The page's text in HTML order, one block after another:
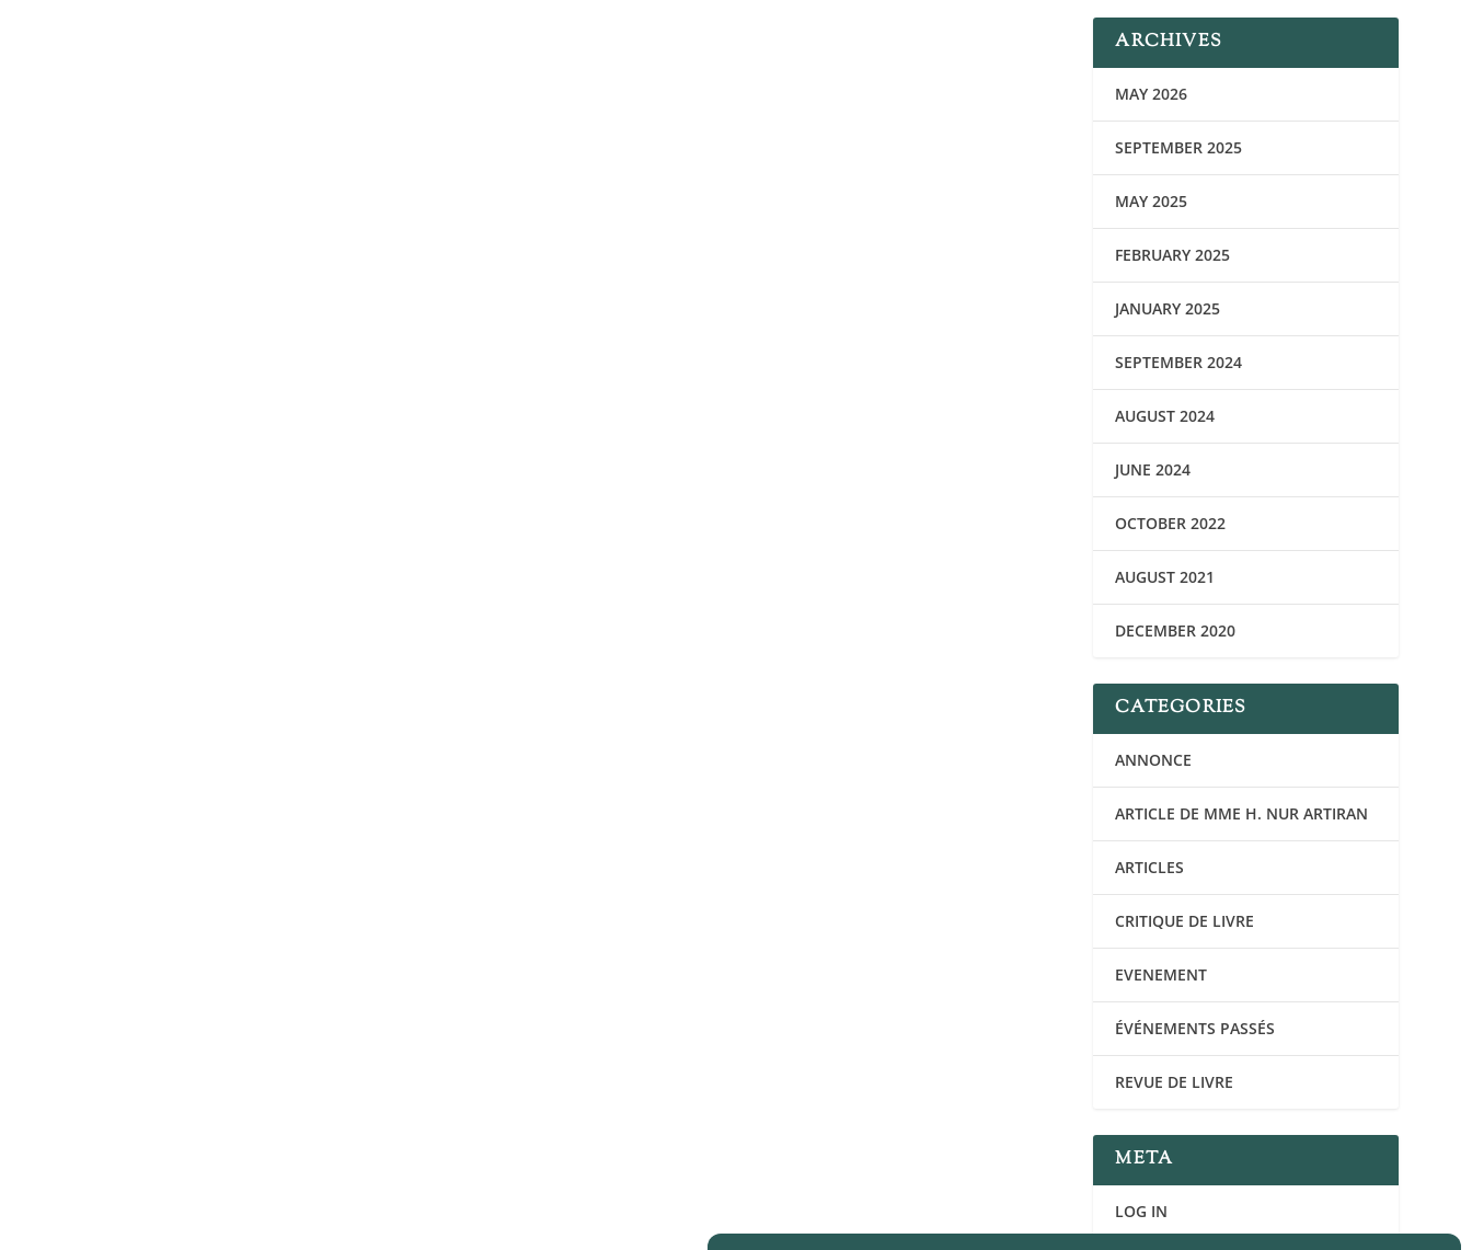
ARCHIVES
MAY 2026
SEPTEMBER 2025
MAY 2025
FEBRUARY 2025
JANUARY 2025
SEPTEMBER 2024
AUGUST 2024
JUNE 2024
OCTOBER 2022
AUGUST 2021
DECEMBER 2020
CATEGORIES
ANNONCE
ARTICLE DE MME H. NUR ARTIRAN
ARTICLES
CRITIQUE DE LIVRE
EVENEMENT
ÉVÉNEMENTS PASSÉS
REVUE DE LIVRE
META
LOG IN